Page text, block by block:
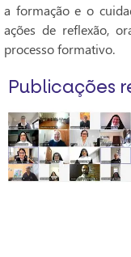
a formação e o
ações de reflexão,
processo formativo.
Publicações